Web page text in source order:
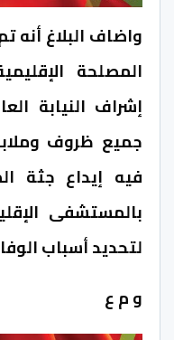
واضاف البلاغ
المصلحة
إشراف النيابة
جميع ظروف
فيه إيداع جثة
بالمستشفى
لتحديد أسباب
و م ع